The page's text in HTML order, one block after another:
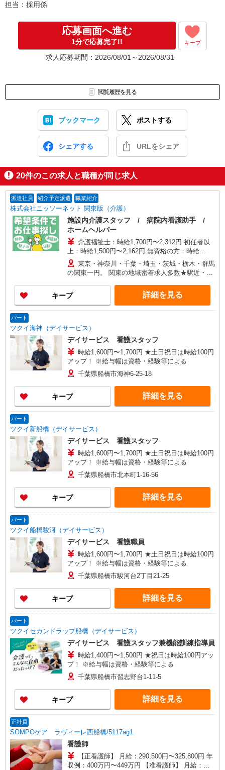
担当：採用係
応募画面へ進む
1分で応募完了!! キープ
求人応募期間：2026/08/01～2026/08/31
閲覧履歴を見る
ブックマーク ポストする
シェアする URLをシェア
20件のこの求人と職種が同じ求人
派遣社員 紹介予定派遣 職業紹介
株式会社ニッソーネット 関東版（介護）
施設内介護スタッフ / 病院内看護助手 /
ホームヘルパー
介護福祉士：時給1,700円〜2,312円 初任者以
上：時給1,500円〜2,162円 無資格の方：時給
1,350円〜1,925円 ※給与幅は勤務先による +交通
費、諸手当（勤務先による） +0円で介護資格が取
れる （別途規定） ★給与日払い制度あり！
東京・神奈川・千葉・埼玉・茨城・栃木・群馬
の関東一円。 関東の地域密着求人多数★駅近・家
キープ 詳細を見る
パート
ツクイ海神（デイサービス）
デイサービス 看護スタッフ
時給1,600円〜1,700円 ★土日祝日は時給100円
アップ！ ※給与幅は資格・経験等による
千葉県船橋市海神6-25-18
キープ 詳細を見る
パート
ツクイ新船橋（デイサービス）
デイサービス 看護スタッフ
時給1,600円〜1,700円 ★土日祝日は時給100円
アップ！ ※給与幅は資格・経験等による
千葉県船橋市北本町1-16-56
キープ 詳細を見る
パート
ツクイ船橋駿河（デイサービス）
デイサービス 看護職員
時給1,600円〜1,700円 ★土日祝日は時給100円
アップ！ ※給与幅は資格・経験等による
千葉県船橋市駿河台2丁目21-25
キープ 詳細を見る
パート
ツクイセカンドラップ船橋（デイサービス）
デイサービス 看護スタッフ兼機能訓練指導員
時給1,400円〜1,500円 ★祝日は時給100円アッ
プ！ ※給与幅は資格・経験等による
千葉県船橋市習志野台1-11-5
キープ 詳細を見る
正社員
SOMPOケア ラヴィーレ西船橋/5117ag1
看護師
【正看護師】 月給：290,500円〜325,800円 年
収例：400万円〜449万円 【准看護師】 月給：